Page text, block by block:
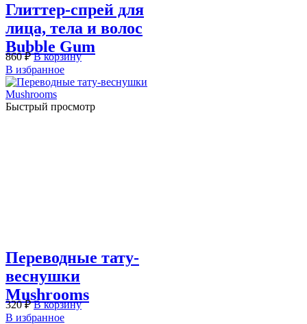
Глиттер-спрей для
лица, тела и волос
Bubble Gum
860₽ В корзину
В избранное
Быстрый просмотр
Переводные тату-
веснушки
Mushrooms
320₽ В корзину
В избранное